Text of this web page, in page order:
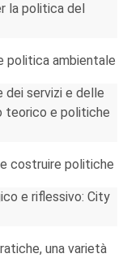
la politica del
politica ambientale
dei servizi e delle
teorico e politiche
costruire politiche
e riflessivo: City
una varietà